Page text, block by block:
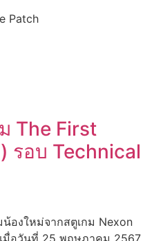
Patch
The First
รอบ Technical
น้องใหม่จากสตูเกม Nexon